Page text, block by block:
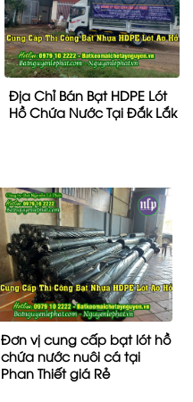
Địa Chỉ Bán Bạt HDPE Lót
Hồ Chứa Nước Tại Đắk Lắk
Đơn vị cung cấp bạt lót hồ
chứa nước nuôi cá tại
Phan Thiết giá Rẻ